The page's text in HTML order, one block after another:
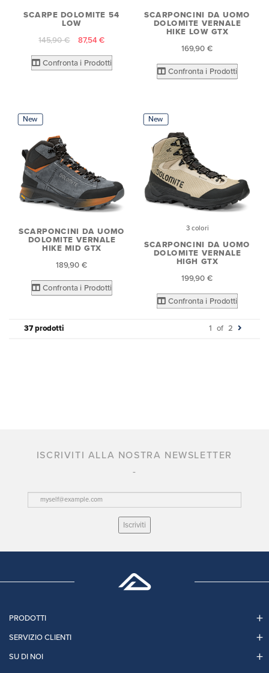
SCARPE DOLOMITE 54
LOW
145,90 €
87,54 €
Confronta i Prodotti
SCARPONCINI DA UOMO
DOLOMITE VERNALE
HIKE LOW GTX
169,90 €
Confronta i Prodotti
New
SCARPONCINI DA UOMO
DOLOMITE VERNALE
HIKE MID GTX
189,90 €
Confronta i Prodotti
New
3 colori
SCARPONCINI DA UOMO
DOLOMITE VERNALE
HIGH GTX
199,90 €
Confronta i Prodotti
37 prodotti 1 of 2
ISCRIVITI ALLA NOSTRA NEWSLETTER
Iscriviti
PRODOTTI
SERVIZIO CLIENTI
SU DI NOI